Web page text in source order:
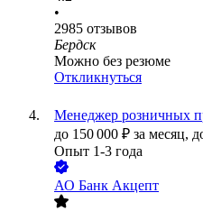
•
2985 отзывов
Бердск
Можно без резюме
Откликнуться
Менеджер розничных
до 150 000 ₽ за месяц,
Опыт 1-3 года
АО Банк Акцепт